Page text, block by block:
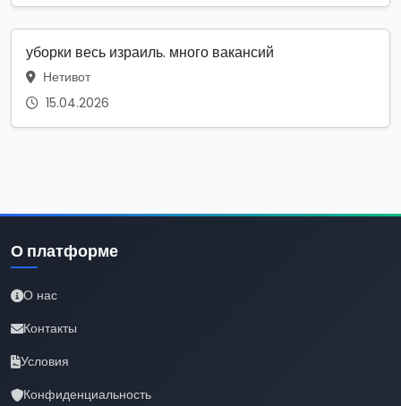
уборки весь израиль. много вакансий
Нетивот
15.04.2026
О платформе
О нас
Контакты
Условия
Конфиденциальность